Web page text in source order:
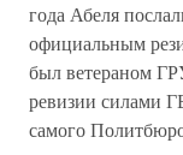
года Абеля
официальным
был ветераном
ревизии силами
самого